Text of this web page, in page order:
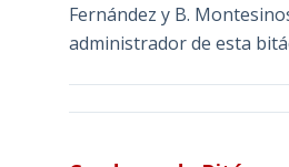
Fernández y B.
administrador de esta